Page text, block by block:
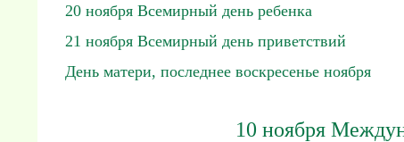
20 ноября Всемирный день ребенка
21 ноября Всемирный день приветствий
День матери, последнее воскресенье ноября
10 ноября